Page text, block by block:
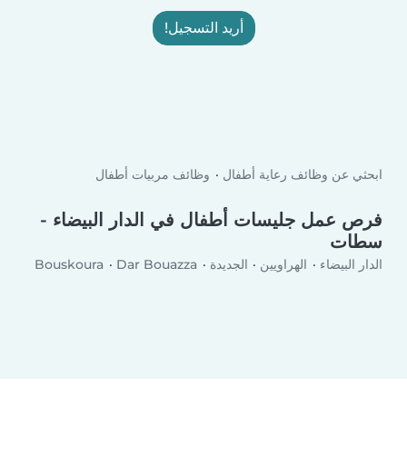
أريد التسجيل!
ابحثي عن وظائف رعاية أطفال وظائف مربيات أطفال
فرص عمل جليسات أطفال في الدار البيضاء -
سطات
الدار البيضاء الهراويين الجديدة Dar Bouazza
Bouskoura